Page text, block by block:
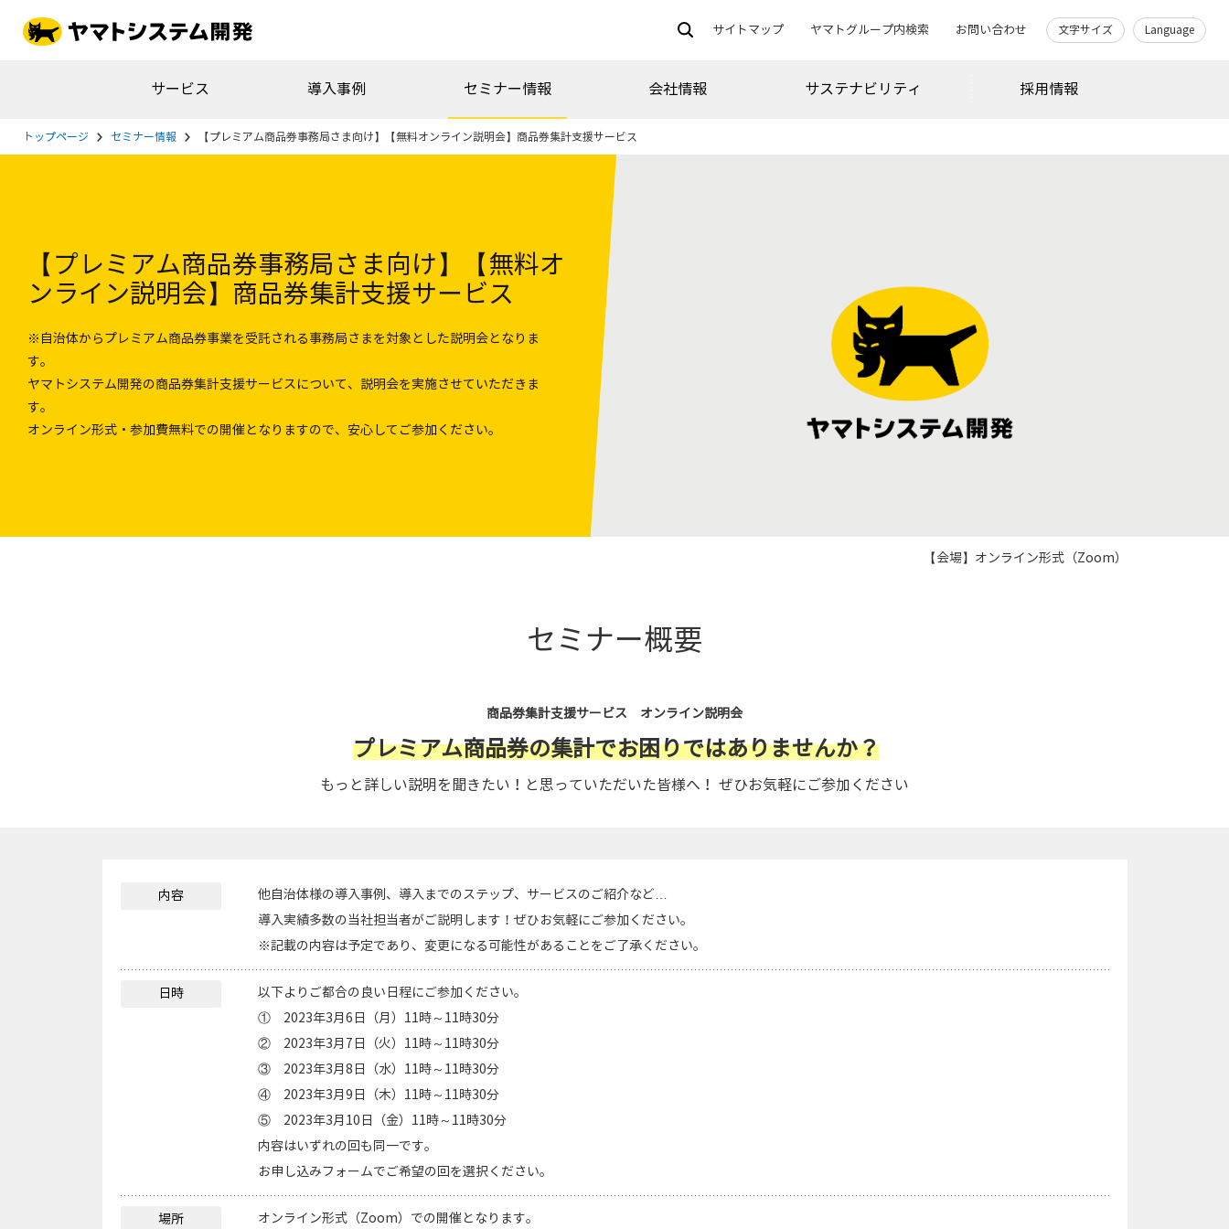
サイトマップ ヤマトグループ内検索 お問い合わせ 文字サイズ Language
サービス 導入事例 セミナー情報 会社情報 サステナビリティ 採用情報
トップページ セミナー情報 【プレミアム商品券事務局さま向け】【無料オンライン説明会】商品券集計支援サービス
【プレミアム商品券事務局さま向け】【無料オ
ンライン説明会】商品券集計支援サービス
※自治体からプレミアム商品券事業を受託される事務局さまを対象とした説明会となりま
す。
ヤマトシステム開発の商品券集計支援サービスについて、説明会を実施させていただきま
す。
オンライン形式・参加費無料での開催となりますので、安心してご参加ください。
【会場】オンライン形式（Zoom）
セミナー概要
商品券集計支援サービス オンライン説明会
プレミアム商品券の集計でお困りではありませんか？
もっと詳しい説明を聞きたい！と思っていただいた皆様へ！ ぜひお気軽にご参加ください
内容
他自治体様の導入事例、導入までのステップ、サービスのご紹介など…
導入実績多数の当社担当者がご説明します！ぜひお気軽にご参加ください。
※記載の内容は予定であり、変更になる可能性があることをご了承ください。
日時
以下よりご都合の良い日程にご参加ください。
① 2023年3月6日（月）11時～11時30分
② 2023年3月7日（火）11時～11時30分
③ 2023年3月8日（水）11時～11時30分
④ 2023年3月9日（木）11時～11時30分
⑤ 2023年3月10日（金）11時～11時30分
内容はいずれの回も同一です。
お申し込みフォームでご希望の回を選択ください。
場所
オンライン形式（Zoom）での開催となります。